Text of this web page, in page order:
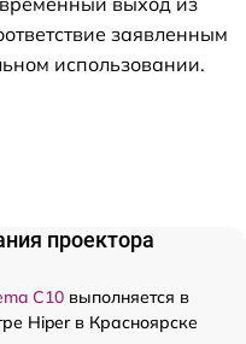
заявленным
использовании.
проектора
C10 выполняется в
Hiper в Красноярске